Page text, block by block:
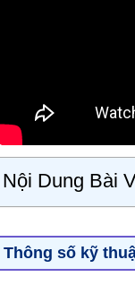
Nội Dung Bài
Thông số kỹ